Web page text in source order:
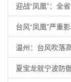
迎战“凤凰”：全
台风“凤凰”严重
温州：台风吹落
夏宝龙就宁波防